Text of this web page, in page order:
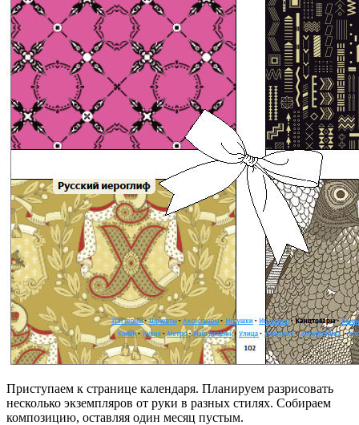
Приступаем к странице календаря. Планируем разрисовать
несколько экземпляров от руки в разных стилях. Собираем
композицию, оставляя один месяц пустым.